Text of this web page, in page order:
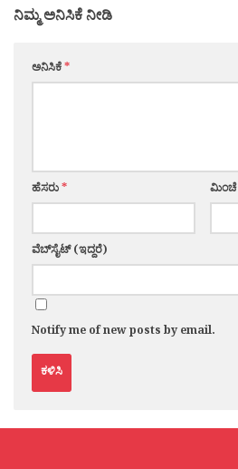
ನಿಮ್ಮ ಅನಿಸಿಕೆ ನೀಡಿ
ಅನಿಸಿಕೆ*
ಹೆಸರು* ಮಿಂಚೆ
ವೆಬ್‌ಸೈಟ್ (ಇದ್ದರೆ)
Notify me of new posts by email.